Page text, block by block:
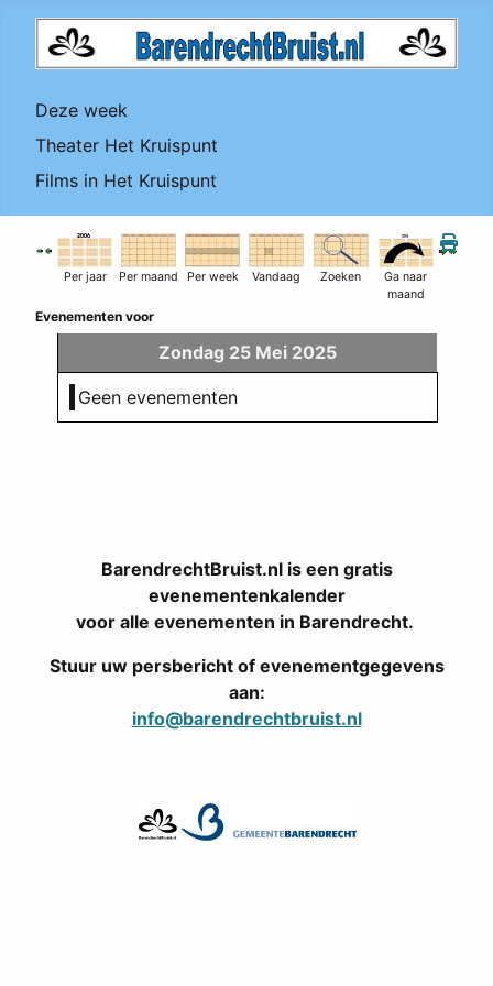
Deze week
Theater Het Kruispunt
Films in Het Kruispunt
Per jaar Per maand Per week Vandaag Zoeken
Ga naar
maand
Evenementen voor
Zondag 25 Mei 2025
Geen evenementen
BarendrechtBruist.nl is een gratis
evenementenkalender
voor alle evenementen in Barendrecht.
Stuur uw persbericht of evenementgegevens
aan:
info@barendrechtbruist.nl